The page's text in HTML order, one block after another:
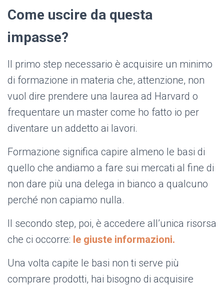
Come uscire da questa
impasse?
Il primo step necessario è acquisire un minimo
di formazione in materia che, attenzione, non
vuol dire prendere una laurea ad Harvard o
frequentare un master come ho fatto io per
diventare un addetto ai lavori.
Formazione significa capire almeno le basi di
quello che andiamo a fare sui mercati al fine di
non dare più una delega in bianco a qualcuno
perché non capiamo nulla.
Il secondo step, poi, è accedere all’unica risorsa
che ci occorre: le giuste informazioni.
Una volta capite le basi non ti serve più
comprare prodotti, hai bisogno di acquisire